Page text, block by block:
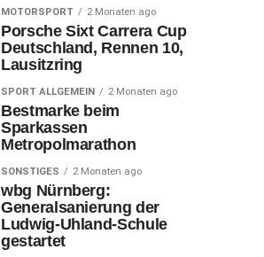
MOTORSPORT 2 Monaten ago
Porsche Sixt Carrera Cup
Deutschland, Rennen 10,
Lausitzring
SPORT ALLGEMEIN 2 Monaten ago
Bestmarke beim
Sparkassen
Metropolmarathon
SONSTIGES 2 Monaten ago
wbg Nürnberg:
Generalsanierung der
Ludwig-Uhland-Schule
gestartet